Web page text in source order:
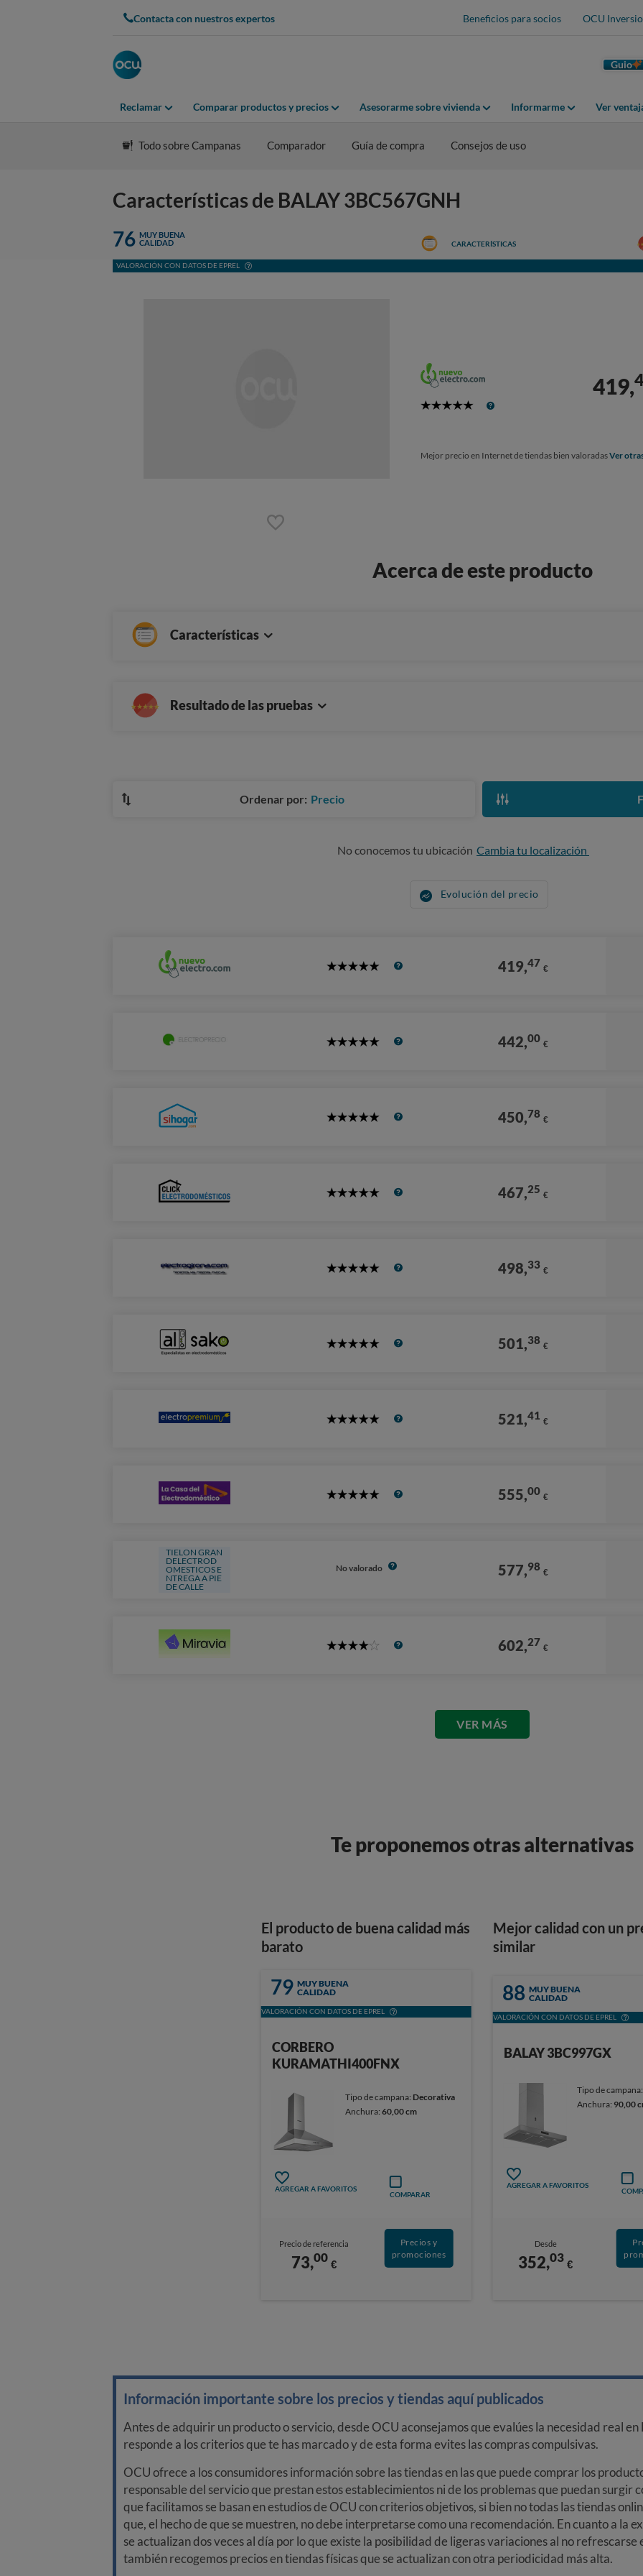
Contacta con nuestros expertos Beneficios para socios OCU
Guio
Reclamar Comparar productos y precios Asesorarme sobre vivienda Informarme Ver
Todo sobre Campanas Comparador Guía de compra Consejos de uso
Características de BALAY 3BC567GNH
76 MUY BUENA
CALIDAD
VALORACIÓN CON DATOS DE EPREL
CARACTERÍSTICAS
5
419,
Mejor precio en Internet de tiendas bien valoradasVer
Acerca de este producto
Características
Resultado de las pruebas
Ordenar por: Precio
No conocemos tu ubicación Cambia tu localización
Evolución del precio
5
419,47 €
5
442,00 €
5
450,78 €
5
467,25 €
5
498,33 €
5
501,38 €
5
521,41 €
5
555,00 €
TIELON GRAN
DELECTROD
OMESTICOS E
NTREGA A PIE
DE CALLE
No valorado 577,98 €
4
602,27 €
VER MÁS
Te proponemos otras alternativas
El producto de buena calidad más
barato
79 MUY BUENA
CALIDAD
VALORACIÓN CON DATOS DE EPREL
CORBERO
KURAMATHI400FNX
Tipo de campana: Decorativa
Anchura:60,00 cm
AGREGAR A FAVORITOS
COMPARAR
Precio de referencia
73,00 €
Precios y
promociones
Mejor calidad con un
similar
88 MUY BUENA
CALIDAD
VALORACIÓN CON DATOS DE EPREL
BALAY 3BC997GX
Tipo de campana:
Anchura: 90,00
AGREGAR A FAVORITOS
Desde
352,03 €
Información importante sobre los precios y tiendas aquí publicados
Antes de adquirir un producto o servicio, desde OCU aconsejamos que evalúes la necesidad real
responde a los criterios que te has marcado y de esta forma evites las compras compulsivas.
OCU ofrece a los consumidores información sobre las tiendas en las que puede comprar los
responsable del servicio que prestan estos establecimientos ni de los problemas que puedan surgir
que facilitamos se basan en estudios de OCU con criterios objetivos, si bien no todas las tiendas
que, el hecho de que se muestren, no debe interpretarse como una recomendación. En cuanto a la
se actualizan dos veces al día por lo que existe la posibilidad de ligeras variaciones al no refrescarse
también recogemos precios en tiendas físicas que se actualizan con otra periodicidad más alta.